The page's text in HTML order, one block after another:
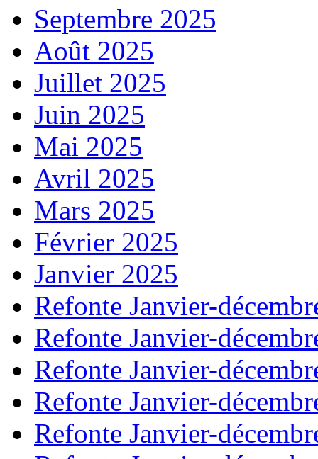
Septembre 2025
Août 2025
Juillet 2025
Juin 2025
Mai 2025
Avril 2025
Mars 2025
Février 2025
Janvier 2025
Refonte Janvier-
Refonte Janvier-
Refonte Janvier-
Refonte Janvier-
Refonte Janvier-